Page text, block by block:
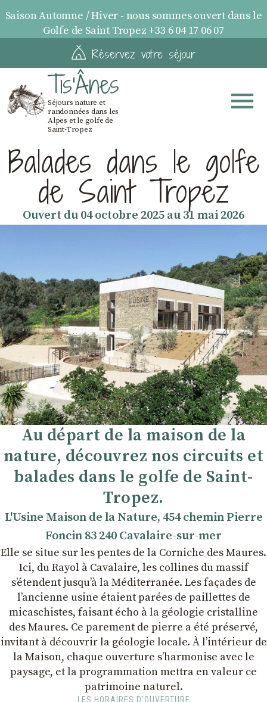
Saison Automne / Hiver - nous sommes ouvert dans le
Golfe de Saint Tropez +33 6 04 17 06 07
Réservez votre séjour
Tis'Ânes
Séjours nature et
randonnées dans les
Alpes et le golfe de
Saint-Tropez
Balades dans le golfe
de Saint Tropez
Ouvert du 04 octobre 2025 au 31 mai 2026
Au départ de la maison de la
nature, découvrez nos circuits et
balades dans le golfe de Saint-
Tropez.
L'Usine Maison de la Nature, 454 chemin Pierre
Foncin 83 240 Cavalaire-sur-mer
Elle se situe sur les pentes de la Corniche des Maures.
Ici, du Rayol à Cavalaire, les collines du massif
s’étendent jusqu’à la Méditerranée. Les façades de
l’ancienne usine étaient parées de paillettes de
micaschistes, faisant écho à la géologie cristalline
des Maures. Ce parement de pierre a été préservé,
invitant à découvrir la géologie locale. À l’intérieur de
la Maison, chaque ouverture s’harmonise avec le
paysage, et la programmation mettra en valeur ce
patrimoine naturel.
LES HORAIRES D’OUVERTURE